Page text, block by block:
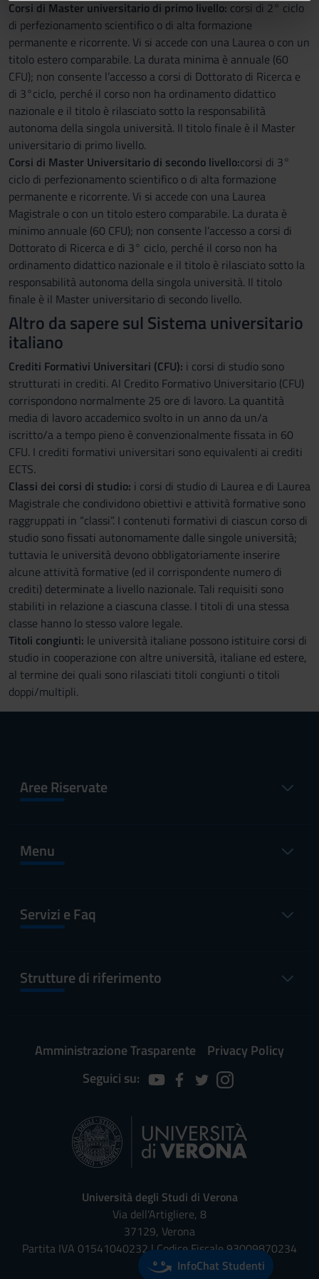
informazioni sul modo in cui utilizzi il nostro sito con i
nostri partner che si occupano di analisi dei dati web,
pubblicità e social media, i quali potrebbero combinarle
con altre informazioni che hai fornito loro o che hanno
raccolto dal tuo utilizzo dei loro servizi.
Corsi di Master universitario di primo livello: corsi di 2° ciclo
di perfezionamento scientifico o di alta formazione
permanente e ricorrente. Vi si accede con una Laurea o con un
titolo estero comparabile. La durata minima è annuale (60
CFU); non consente l’accesso a corsi di Dottorato di Ricerca e
di 3°ciclo, perché il corso non ha ordinamento didattico
nazionale e il titolo è rilasciato sotto la responsabilità
autonoma della singola università. Il titolo finale è il Master
universitario di primo livello.
Corsi di Master Universitario di secondo livello:corsi di 3°
ciclo di perfezionamento scientifico o di alta formazione
permanente e ricorrente. Vi si accede con una Laurea
Magistrale o con un titolo estero comparabile. La durata è
minimo annuale (60 CFU); non consente l’accesso a corsi di
Dottorato di Ricerca e di 3° ciclo, perché il corso non ha
ordinamento didattico nazionale e il titolo è rilasciato sotto la
responsabilità autonoma della singola università. Il titolo
finale è il Master universitario di secondo livello.
Altro da sapere sul Sistema universitario
italiano
Crediti Formativi Universitari (CFU): i corsi di studio sono
strutturati in crediti. Al Credito Formativo Universitario (CFU)
corrispondono normalmente 25 ore di lavoro. La quantità
media di lavoro accademico svolto in un anno da un/a
iscritto/a a tempo pieno è convenzionalmente fissata in 60
CFU. I crediti formativi universitari sono equivalenti ai crediti
ECTS.
Classi dei corsi di studio: i corsi di studio di Laurea e di Laurea
Magistrale che condividono obiettivi e attività formative sono
raggruppati in “classi”. I contenuti formativi di ciascun corso di
studio sono fissati autonomamente dalle singole università;
tuttavia le università devono obbligatoriamente inserire
alcune attività formative (ed il corrispondente numero di
crediti) determinate a livello nazionale. Tali requisiti sono
stabiliti in relazione a ciascuna classe. I titoli di una stessa
classe hanno lo stesso valore legale.
Titoli congiunti: le università italiane possono istituire corsi di
studio in cooperazione con altre università, italiane ed estere,
al termine dei quali sono rilasciati titoli congiunti o titoli
doppi/multipli.
Aree Riservate
Menu
Servizi e Faq
Strutture di riferimento
Amministrazione Trasparente
Privacy Policy
Seguici su:
Università degli Studi di Verona
Via dell'Artigliere, 8
37129, Verona
Partita IVA 01541040232 | Codice Fiscale 93009870234
InfoChat Studenti